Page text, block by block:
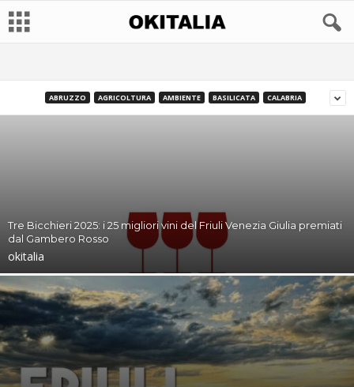
ABRUZZO AGRICOLTURA AMBIENTE BASILICATA CALABRIA
Tre Bicchieri 2025: i 25 migliori vini del Friuli Venezia Giulia premiati
dal Gambero Rosso
okitalia